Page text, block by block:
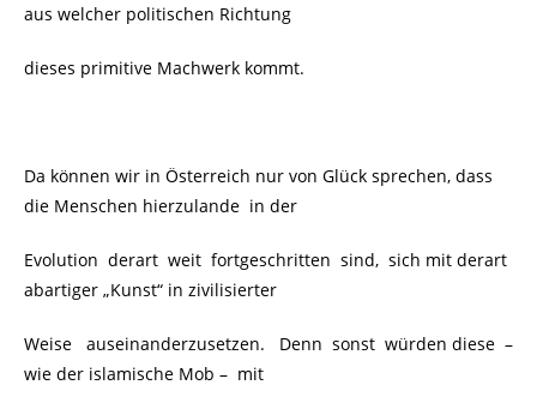
aus welcher politischen Richtung
dieses primitive Machwerk kommt.
Da können wir in Österreich nur von Glück sprechen, dass
die Menschen hierzulande in der
Evolution derart weit fortgeschritten sind, sich mit derart
abartiger „Kunst“ in zivilisierter
Weise auseinanderzusetzen. Denn sonst würden diese –
wie der islamische Mob – mit